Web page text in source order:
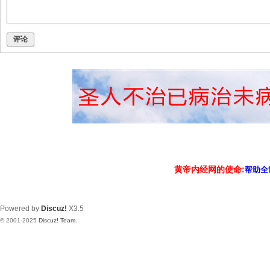
评论
黄帝内经网的使命:帮助
Powered by Discuz! X3.5
© 2001-2025 Discuz! Team